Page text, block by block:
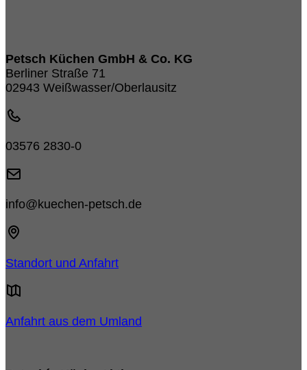
Petsch Küchen GmbH & Co. KG
Berliner Straße 71
02943 Weißwasser/Oberlausitz
03576 2830-0
info@kuechen-petsch.de
Standort und Anfahrt
Anfahrt aus dem Umland